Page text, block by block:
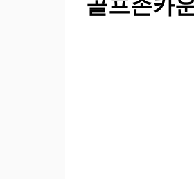
골프존카